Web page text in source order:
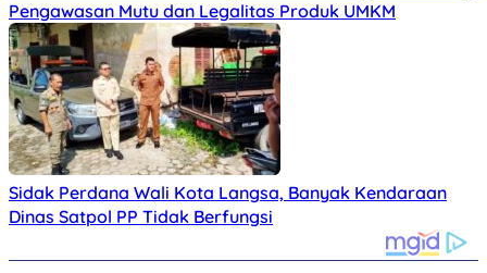
Pengawasan Mutu dan Legalitas Produk UMKM
Sidak Perdana Wali Kota Langsa, Banyak Kendaraan
Dinas Satpol PP Tidak Berfungsi